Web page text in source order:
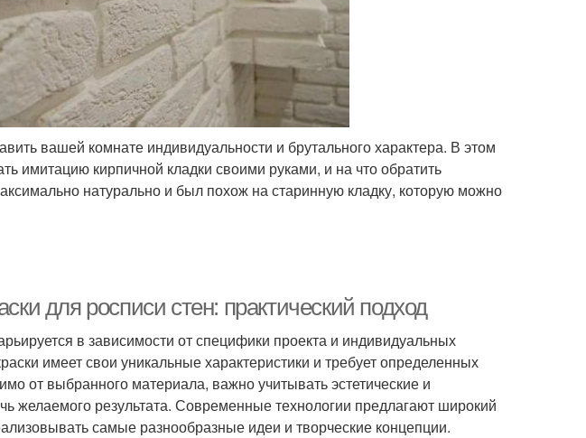
вашей комнате индивидуальности и брутального характера. В этом
имитацию кирпичной кладки своими руками, и на что обратить
натурально и был похож на старинную кладку, которую можно
для росписи стен: практический подход
в зависимости от специфики проекта и индивидуальных
имеет свои уникальные характеристики и требует определенных
от выбранного материала, важно учитывать эстетические и
желаемого результата. Современные технологии предлагают широкий
самые разнообразные идеи и творческие концепции.